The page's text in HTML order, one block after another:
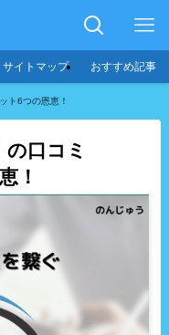
サイトマップ おすすめ記事
ト6つの恩恵！
の口コミ
！